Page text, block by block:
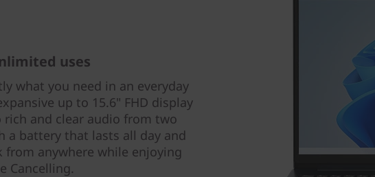
uses
what you need in an everyday
up to 15.6" FHD display
and clear audio from two
a battery that lasts all day and
from anywhere while enjoying
Cancelling.